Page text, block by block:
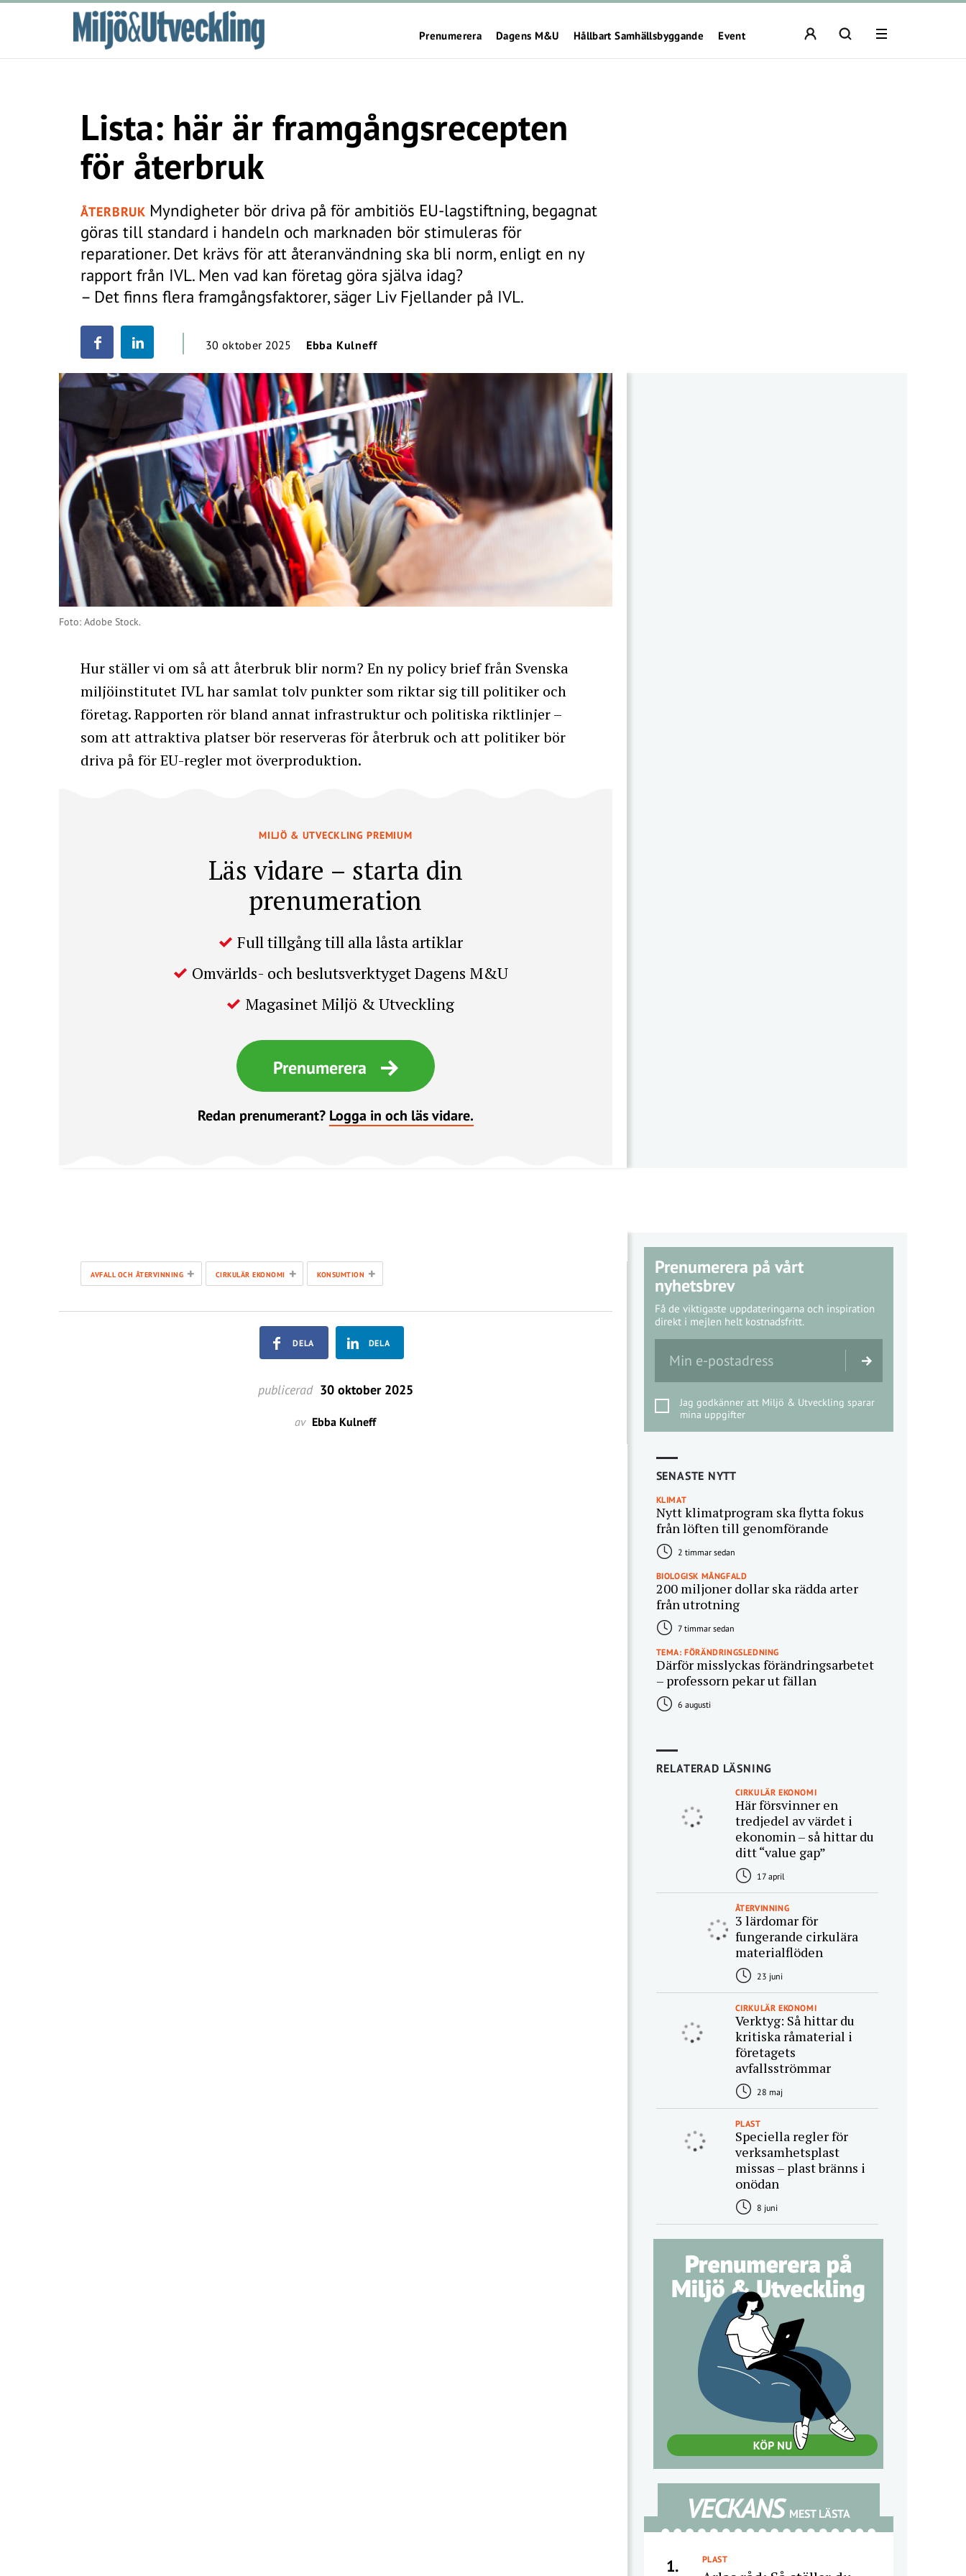
Prenumerera Dagens M&U Hållbart Samhällsbyggande Event
Lista: här är framgångsrecepten
för återbruk
ÅTERBRUK Myndigheter bör driva på för ambitiös EU-lagstiftning, begagnat
göras till standard i handeln och marknaden bör stimuleras för
reparationer. Det krävs för att återanvändning ska bli norm, enligt en ny
rapport från IVL. Men vad kan företag göra själva idag?
– Det finns flera framgångsfaktorer, säger Liv Fjellander på IVL.
30 oktober 2025 Ebba Kulneff
Foto: Adobe Stock.
Hur ställer vi om så att återbruk blir norm? En ny policy brief från Svenska
miljöinstitutet IVL har samlat tolv punkter som riktar sig till politiker och
företag. Rapporten rör bland annat infrastruktur och politiska riktlinjer –
som att attraktiva platser bör reserveras för återbruk och att politiker bör
driva på för EU-regler mot överproduktion.
MILJÖ & UTVECKLING PREMIUM
Läs vidare – starta din
prenumeration
Full tillgång till alla låsta artiklar
Omvärlds- och beslutsverktyget Dagens M&U
Magasinet Miljö & Utveckling
Prenumerera
Redan prenumerant? Logga in och läs vidare.
AVFALL OCH ÅTERVINNING + CIRKULÄR EKONOMI + KONSUMTION +
DELA DELA
publicerad 30 oktober 2025
av Ebba Kulneff
Prenumerera på vårt
nyhetsbrev
Få de viktigaste uppdateringarna och inspiration
direkt i mejlen helt kostnadsfritt.
Jag godkänner att Miljö & Utveckling sparar
mina uppgifter
SENASTE NYTT
KLIMAT
Nytt klimatprogram ska flytta fokus
från löften till genomförande
2 timmar sedan
BIOLOGISK MÅNGFALD
200 miljoner dollar ska rädda arter
från utrotning
7 timmar sedan
TEMA: FÖRÄNDRINGSLEDNING
Därför misslyckas förändringsarbetet
– professorn pekar ut fällan
6 augusti
RELATERAD LÄSNING
CIRKULÄR EKONOMI
Här försvinner en
tredjedel av värdet i
ekonomin – så hittar du
ditt “value gap”
17 april
ÅTERVINNING
3 lärdomar för
fungerande cirkulära
materialflöden
23 juni
CIRKULÄR EKONOMI
Verktyg: Så hittar du
kritiska råmaterial i
företagets
avfallsströmmar
28 maj
PLAST
Speciella regler för
verksamhetsplast
missas – plast bränns i
onödan
8 juni
VECKANS MEST LÄSTA
1. PLAST